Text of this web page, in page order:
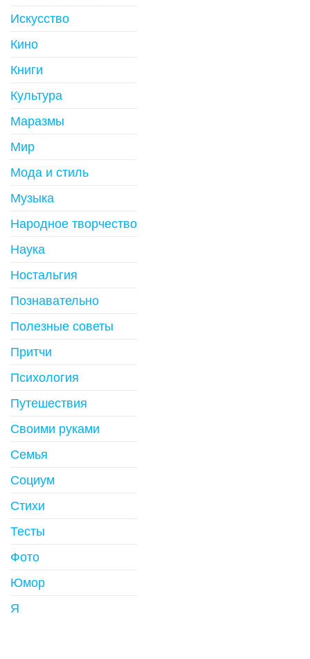
Искусство
Кино
Книги
Культура
Маразмы
Мир
Мода и стиль
Музыка
Народное творчество
Наука
Ностальгия
Познавательно
Полезные советы
Притчи
Психология
Путешествия
Своими руками
Семья
Социум
Стихи
Тесты
Фото
Юмор
Я